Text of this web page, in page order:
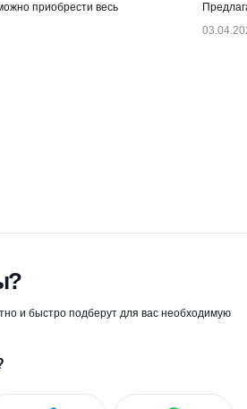
приобрести весь
и быстро подберут для вас необходимую